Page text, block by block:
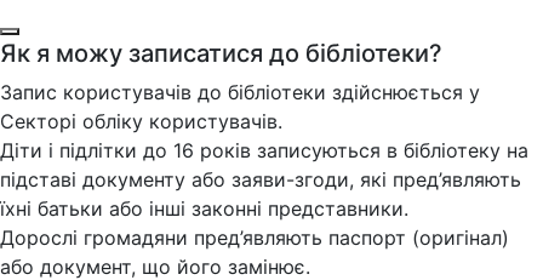
Як я можу записатися до бібліотеки?
Запис користувачів до бібліотеки здійснюється у
Секторі обліку користувачів.
Діти і підлітки до 16 років записуються в бібліотеку на
підставі документу або заяви-згоди, які пред’являють
їхні батьки або інші законні представники.
Дорослі громадяни пред’являють паспорт (оригінал)
або документ, що його замінює.